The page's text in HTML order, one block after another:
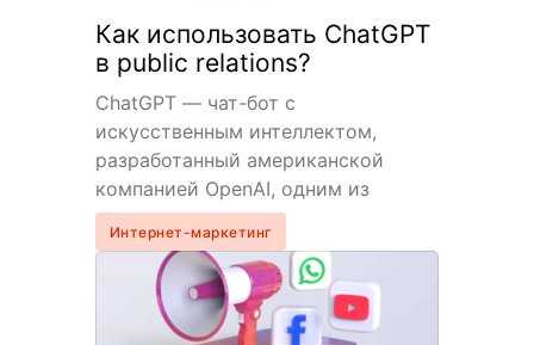
Как использовать ChatGPT
в public relations?
ChatGPT — чат-бот с
искусственным интеллектом,
разработанный американской
компанией OpenAI, одним из
основателей которой является
Илон Маск. За полгода с момента
релиза эта штука…
Интернет-маркетинг